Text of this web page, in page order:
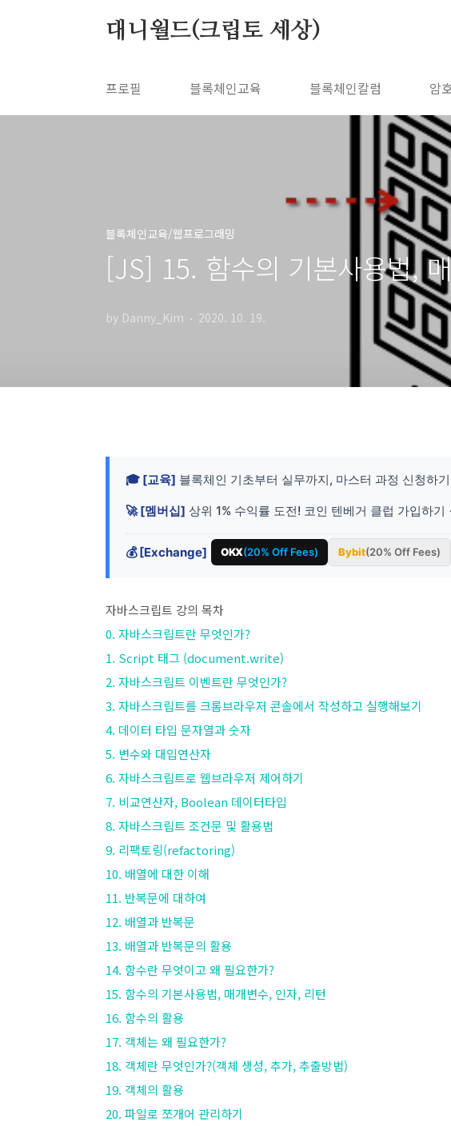
대니월드(크립토 세상)
프로필 블록체인교육 블록체인칼럼 암
블록체인교육/웹프로그래밍
[JS] 15. 함수의 기본사용법,
by Danny_Kim 2020. 10. 19.
🎓 [교육] 블록체인 기초부터 실무까지, 마스터 과정 신청하
🚀 [멤버십] 상위 1% 수익률 도전! 코인 텐베거 클럽 가입하
💰 [Exchange] OKX(20% Off Fees) Bybit(20% Off Fees)
자바스크립트 강의 목차
0. 자바스크립트란 무엇인가?
1. Script 태그 (document.write)
2. 자바스크립트 이벤트란 무엇인가?
3. 자바스크립트를 크롬브라우저 콘솔에서 작성하고 실행해보기
4. 데이터 타입 문자열과 숫자
5. 변수와 대입연산자
6. 자바스크립트로 웹브라우저 제어하기
7. 비교연산자, Boolean 데이터타입
8. 자바스크립트 조건문 및 활용법
9. 리팩토링(refactoring)
10. 배열에 대한 이해
11. 반복문에 대하여
12. 배열과 반복문
13. 배열과 반복문의 활용
14. 함수란 무엇이고 왜 필요한가?
15. 함수의 기본사용법, 매개변수, 인자, 리턴
16. 함수의 활용
17. 객체는 왜 필요한가?
18. 객체란 무엇인가?(객체 생성, 추가, 추출방법)
19. 객체의 활용
20. 파일로 쪼개어 관리하기